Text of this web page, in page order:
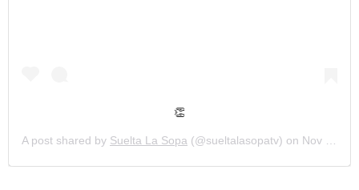
👏
A post shared by Suelta La Sopa (@sueltalasopatv) on Nov 6, 2020 at 1:15pm PST